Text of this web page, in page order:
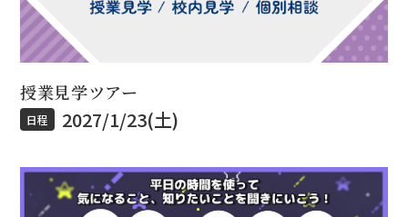
授業見学ツアー
日程 2027/1/23(土)